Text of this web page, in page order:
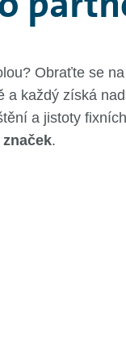
Obraťte se
a každý získá
a jistoty
.